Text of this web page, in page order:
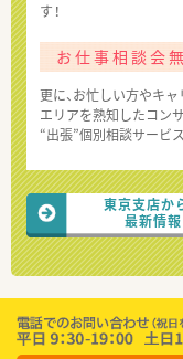
す！
お仕事相談会
更に、お忙しい方やキ
エリアを熟知したコン
“出張”個別相談サービ
東京支店か
最新情報